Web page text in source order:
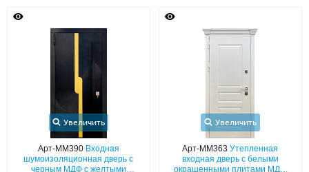
Увеличить
Арт-ММ390 Входная
шумоизоляционная дверь с
черным МДФ с желтыми
Увеличить
Арт-ММ363Утепленная
входная дверь с белыми
окрашенными плитами МДФ